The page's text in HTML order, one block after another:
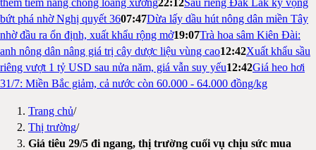
thêm tiềm năng chống loãng xương22:12Sầu riêng Đắk Lắk kỳ vọng
bứt phá nhờ Nghị quyết 3607:47Dừa lấy dầu hút nông dân miền Tây
nhờ đầu ra ổn định, xuất khẩu rộng mở19:07Trà hoa sâm Kiên Đài:
anh nông dân nâng giá trị cây dược liệu vùng cao12:42Xuất khẩu sầu
riêng vượt 1 tỷ USD sau nửa năm, giá vẫn suy yếu12:42Giá heo hơi
31/7: Miền Bắc giảm, cả nước còn 60.000 - 64.000 đồng/kg
Trang chủ/
Thị trường/
Giá tiêu 29/5 đi ngang, thị trường cuối vụ chịu sức mua